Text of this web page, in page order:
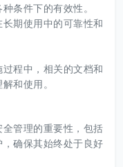
条件下的有效性。
期使用中的可靠性和
程中，相关的文档和
和使用。
管理的重要性，包括
确保其始终处于良好